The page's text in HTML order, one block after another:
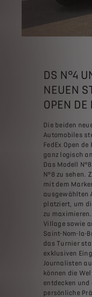
DS N°4
NEUEN
OPEN DE
Die beiden
Automobiles
FedEx Open
ganz logisch
Das Modell
N°8 zu sehen.
mit dem
ausgewählten
platziert, um
zu
Village sowie
Saint-Nom-la-
das Turnier
exklusiven
Journalisten
können die
entdecken und
persönliche